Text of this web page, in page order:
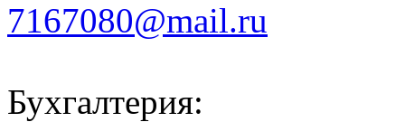
7167080@mail.ru
Бухгалтерия: